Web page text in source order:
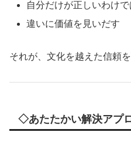
自分だけが正しいわけ
違いに価値を見いだす
それが、文化を越えた信頼
◇あたたかい解決アプ